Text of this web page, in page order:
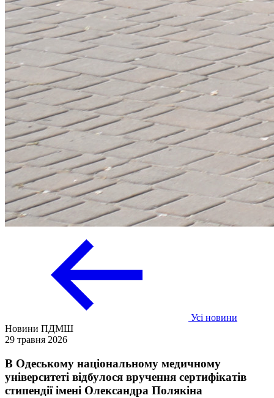
Усі новини
Новини ПДМШ
29 травня 2026
В Одеському національному медичному
університеті відбулося вручення сертифікатів
стипендії імені Олександра Полякіна